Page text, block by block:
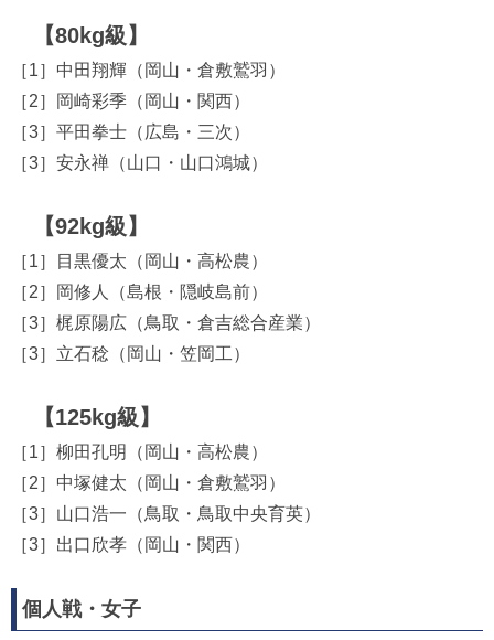
【80kg級】
［1］中田翔輝（岡山・倉敷鷲羽）
［2］岡崎彩季（岡山・関西）
［3］平田拳士（広島・三次）
［3］安永禅（山口・山口鴻城）
【92kg級】
［1］目黒優太（岡山・高松農）
［2］岡修人（島根・隠岐島前）
［3］梶原陽広（鳥取・倉吉総合産業）
［3］立石稔（岡山・笠岡工）
【125kg級】
［1］柳田孔明（岡山・高松農）
［2］中塚健太（岡山・倉敷鷲羽）
［3］山口浩一（鳥取・鳥取中央育英）
［3］出口欣孝（岡山・関西）
個人戦・女子